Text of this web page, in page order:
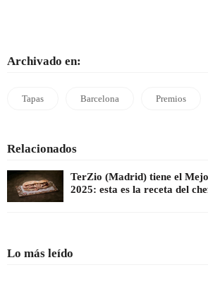
Archivado en:
Tapas Barcelona Premios
Relacionados
TerZio (Madrid) tiene el
2025: esta es la receta del
Lo más leído